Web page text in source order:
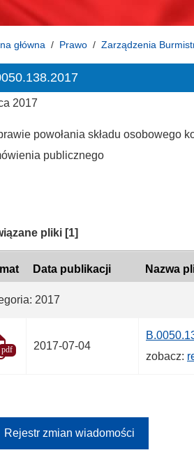
główna Prawo Zarządzenia
2017
powołania składu osobowego
publicznego
pliki [1]
Data publikacji Nazwa
2017
pdf 2017-07-04
zobacz:
Rejestr zmian wiadomości